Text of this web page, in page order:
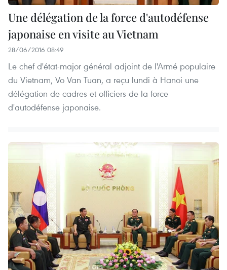
Une délégation de la force d'autodéfense
japonaise en visite au Vietnam
28/06/2016 08:49
Le chef d'état-major général adjoint de l'Armé populaire
du Vietnam, Vo Van Tuan, a reçu lundi à Hanoi une
délégation de cadres et officiers de la force
d'autodéfense japonaise.